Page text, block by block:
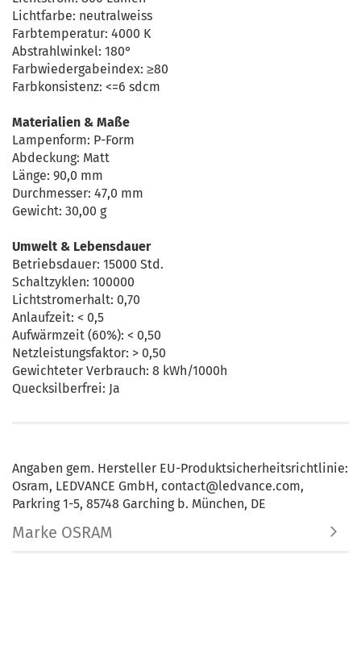
Lichtfarbe: neutralweiss
Farbtemperatur: 4000 K
Abstrahlwinkel: 180°
Farbwiedergabeindex: ≥80
Farbkonsistenz: <=6 sdcm
Materialien & Maße
Lampenform: P-Form
Abdeckung: Matt
Länge: 90,0 mm
Durchmesser: 47,0 mm
Gewicht: 30,00 g
Umwelt & Lebensdauer
Betriebsdauer: 15000 Std.
Schaltzyklen: 100000
Lichtstromerhalt: 0,70
Anlaufzeit: < 0,5
Aufwärmzeit (60%): < 0,50
Netzleistungsfaktor: > 0,50
Gewichteter Verbrauch: 8 kWh/1000h
Quecksilberfrei: Ja
Angaben gem. Hersteller EU-Produktsicherheitsrichtlinie:
Osram, LEDVANCE GmbH, contact@ledvance.com,
Parkring 1-5, 85748 Garching b. München, DE
Marke OSRAM